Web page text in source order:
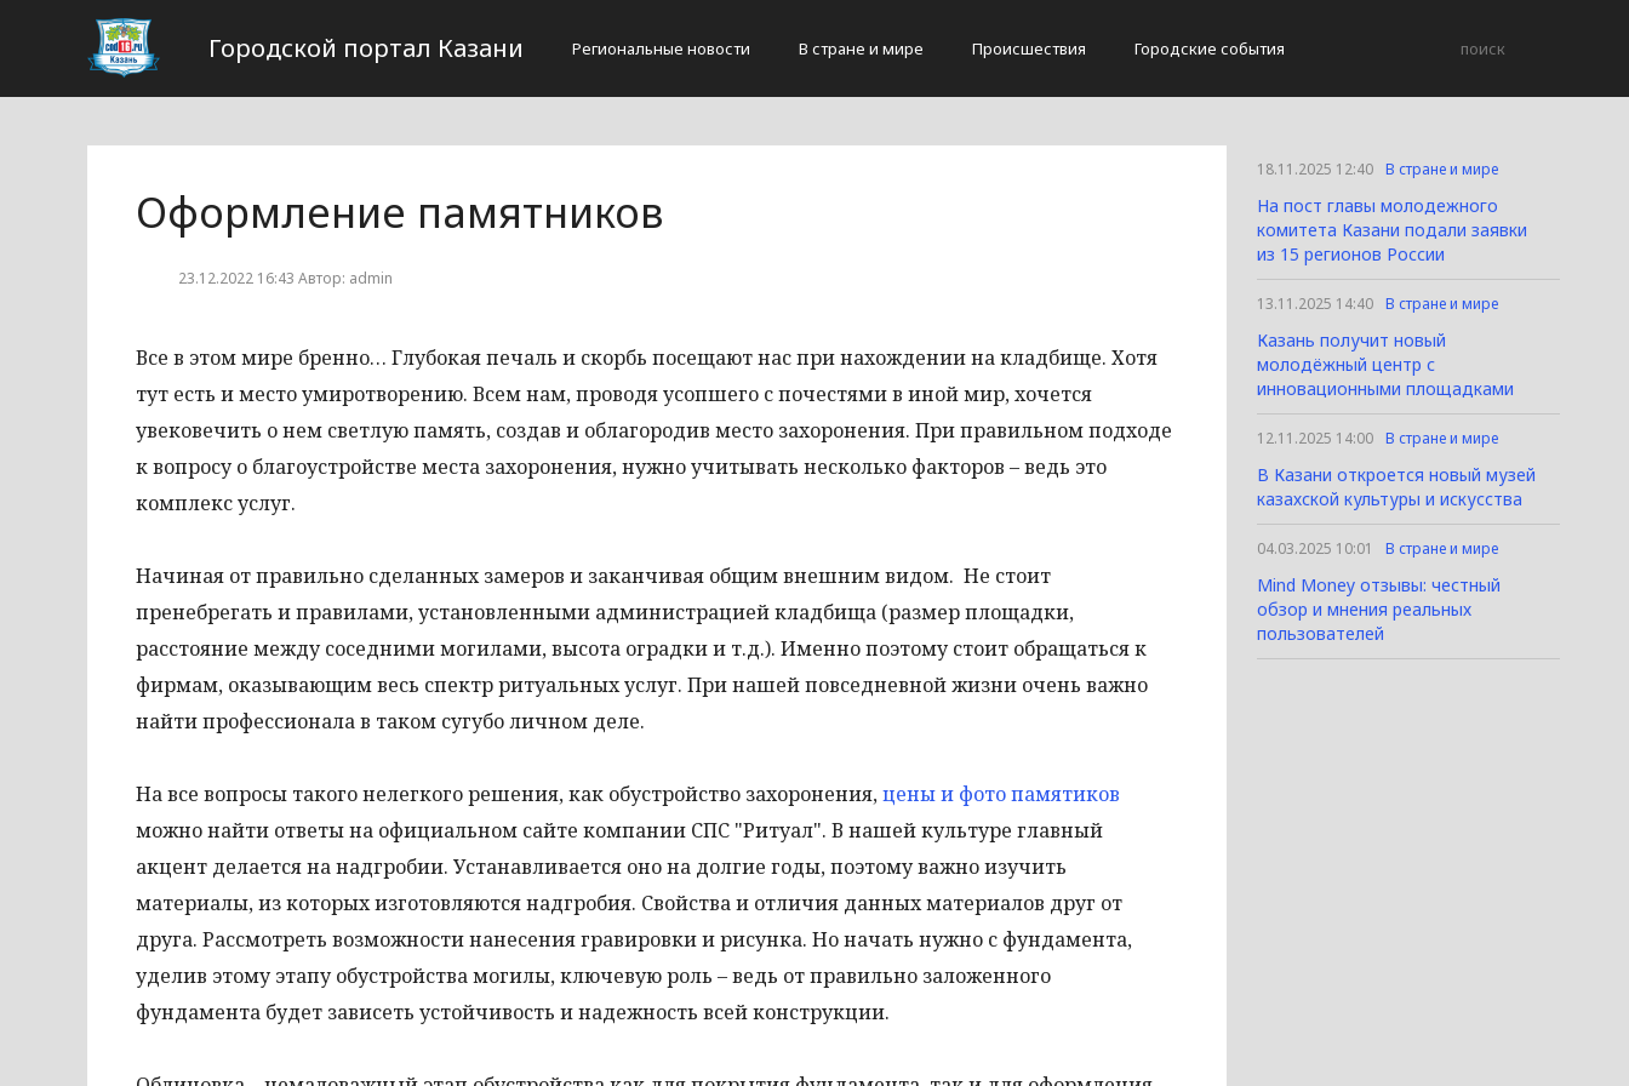
Городской портал Казани Региональные новости В стране и мире Происшествия Городские события
Оформление памятников
23.12.2022 16:43 Автор: admin
Все в этом мире бренно… Глубокая печаль и скорбь посещают нас при нахождении на кладбище. Хотя
тут есть и место умиротворению. Всем нам, проводя усопшего с почестями в иной мир, хочется
увековечить о нем светлую память, создав и облагородив место захоронения. При правильном подходе
к вопросу о благоустройстве места захоронения, нужно учитывать несколько факторов – ведь это
комплекс услуг.
Начиная от правильно сделанных замеров и заканчивая общим внешним видом. Не стоит
пренебрегать и правилами, установленными администрацией кладбища (размер площадки,
расстояние между соседними могилами, высота оградки и т.д.). Именно поэтому стоит обращаться к
фирмам, оказывающим весь спектр ритуальных услуг. При нашей повседневной жизни очень важно
найти профессионала в таком сугубо личном деле.
На все вопросы такого нелегкого решения, как обустройство захоронения,цены и фото памятиков
можно найти ответы на официальном сайте компании СПС "Ритуал". В нашей культуре главный
акцент делается на надгробии. Устанавливается оно на долгие годы, поэтому важно изучить
материалы, из которых изготовляются надгробия. Свойства и отличия данных материалов друг от
друга. Рассмотреть возможности нанесения гравировки и рисунка. Но начать нужно с фундамента,
уделив этому этапу обустройства могилы, ключевую роль – ведь от правильно заложенного
фундамента будет зависеть устойчивость и надежность всей конструкции.
18.11.2025 12:40 В стране и мире
На пост главы молодежного
комитета Казани подали заявки
из 15 регионов России
13.11.2025 14:40 В стране и мире
Казань получит новый
молодёжный центр с
инновационными площадками
12.11.2025 14:00 В стране и мире
В Казани откроется новый музей
казахской культуры и искусства
04.03.2025 10:01 В стране и мире
Mind Money отзывы: честный
обзор и мнения реальных
пользователей